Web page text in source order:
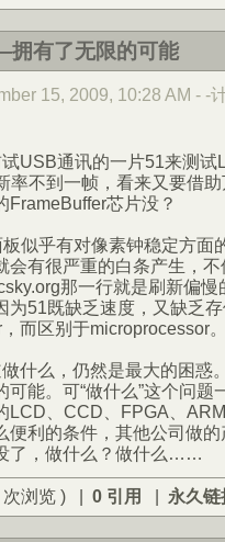
有了无限的可能
15, 2009, 10:28 AM - -
通讯的一片51来测试
率不到一帧，看来又要借
FrameBuffer芯片没？
乎有对像素钟稳定方面
会有很严重的白条产生，
那一行就是刷新偏
为51既缺乏速度，又缺乏
而区别于microprocessor
么，仍然是最大的困惑
可能。可“做什么”这个问
LCD、CCD、FPGA、
便利的条件，其他公司做
了，做什么？做什么……
次浏览 ) | 0 引用 | 永久链